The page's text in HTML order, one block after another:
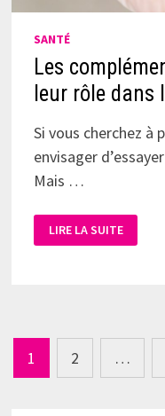
SANTÉ
Les
leur rôle dans
Si vous cherchez à
envisager
Mais …
LIRE LA SUITE
Pagination
des
1 2 …